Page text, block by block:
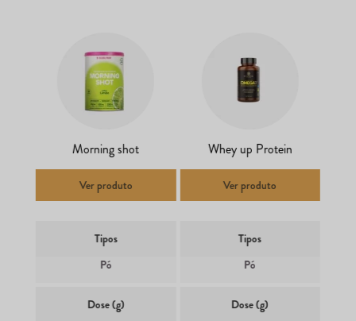
Morning shot
Ver produto
Tipos
Pó
Dose (g)
Whey up Protein
Ver produto
Tipos
Pó
Dose (g)